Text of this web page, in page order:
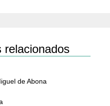
relacionados
de Abona